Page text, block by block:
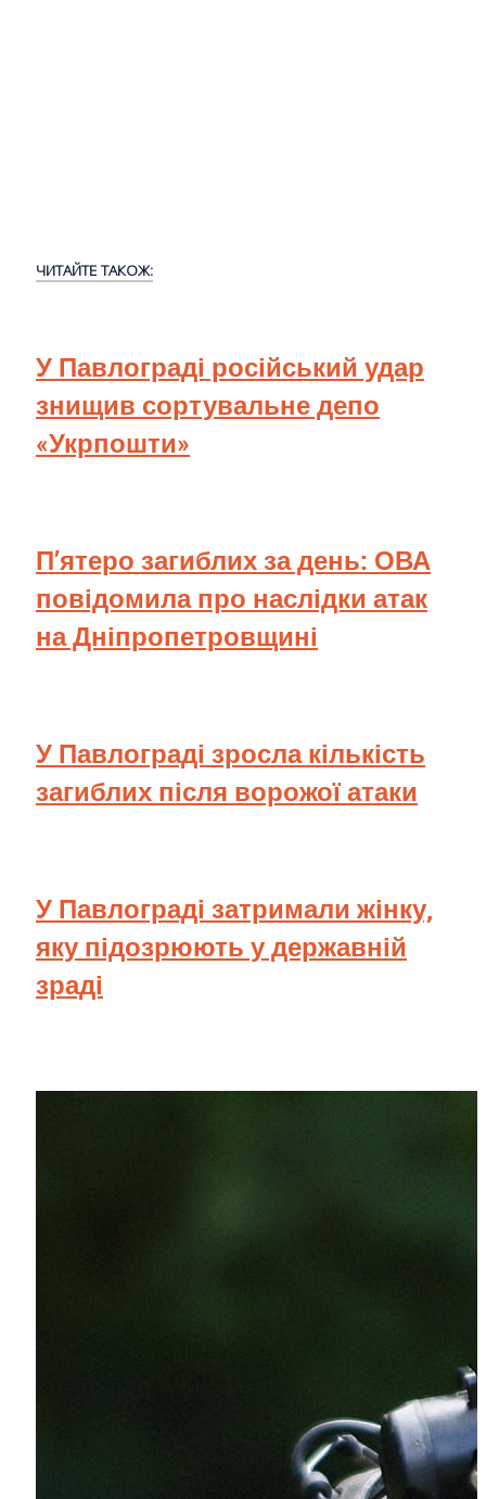
ЧИТАЙТЕ ТАКОЖ:
У Павлограді російський удар
знищив сортувальне депо
«Укрпошти»
П’ятеро загиблих за день: ОВА
повідомила про наслідки атак
на Дніпропетровщині
У Павлограді зросла кількість
загиблих після ворожої атаки
У Павлограді затримали жінку,
яку підозрюють у державній
зраді